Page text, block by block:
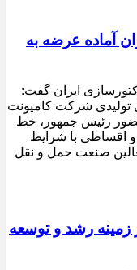
ایران آماده عرضه به
ایران گفت:‌
از کامیون‌های تجاری ۱۱ تنی تولیدی شرکت کامیونت
رئیس جمهور، خط
اقساطی با شرایط
صنعت حمل و نقل
زمینه رشد و توسعه